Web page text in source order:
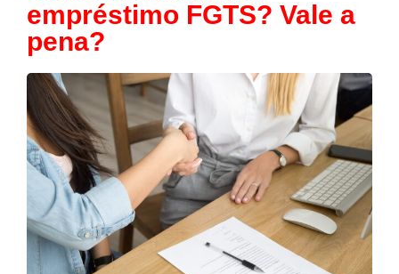
empréstimo FGTS? Vale a
pena?